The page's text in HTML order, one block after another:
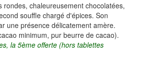
rondes, chaleureusement chocolatées,
souffle chargé d'épices. Son
une présence délicatement amère.
minimum, pur beurre de cacao).
la 5ème offerte (hors tablettes